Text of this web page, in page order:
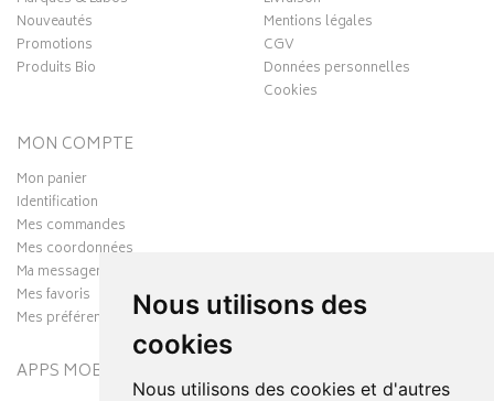
Nous utilisons des
cookies
Nous utilisons des cookies et d'autres
Nouveautés
Promotions
Produits Bio
Mentions légales
CGV
Données personnelles
Cookies
MON COMPTE
Mon panier
Identification
Mes commandes
Mes coordonnées
Ma messagerie
Mes favoris
Mes préférences Cookies
APPS MOBILES